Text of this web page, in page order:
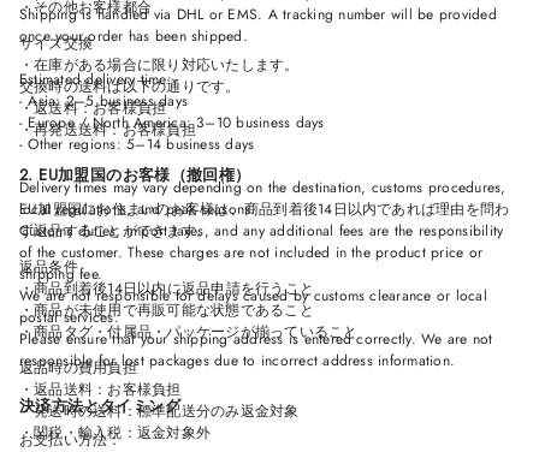
Shipping is handled via DHL or EMS. A tracking number will be provided
once your order has been shipped.
Estimated delivery time:
- Asia: 2–5 business days
- Europe / North America: 3–10 business days
- Other regions: 5–14 business days
Delivery times may vary depending on the destination, customs procedures,
local regulations, and peak seasons.
Customs duties, import taxes, and any additional fees are the responsibility
of the customer. These charges are not included in the product price or
shipping fee.
We are not responsible for delays caused by customs clearance or local
postal services.
Please ensure that your shipping address is entered correctly. We are not
responsible for lost packages due to incorrect address information.
決済方法とタイミング
お支払い方法：
・その他お客様都合
サイズ交換
・在庫がある場合に限り対応いたします。
交換時の送料は以下の通りです。
・返送料：お客様負担
・再発送送料：お客様負担
2. EU加盟国のお客様（撤回権）
EU加盟国にお住まいのお客様は、商品到着後14日以内であれば理由を問わ
ず返品することができます。
返品条件
・商品到着後14日以内に返品申請を行うこと
・商品が未使用で再販可能な状態であること
・商品タグ・付属品・パッケージが揃っていること
返品時の費用負担
・返品送料：お客様負担
・発送時の送料：標準配送分のみ返金対象
・関税・輸入税：返金対象外